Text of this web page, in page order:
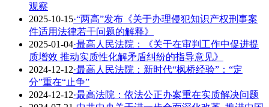
观察
2025-10-15·“两高”发布《关于办理侵犯知识产权刑事案
件适用法律若干问题的解释》
2025-01-04·最高人民法院：《关于在审判工作中促进提
质增效 推动实质性化解矛盾纠纷的指导意见》
2024-12-12·最高人民法院：新时代“枫桥经验”：“定
分”重在“止争”
2024-12-12·最高法院：依法公正办案重在实质解决问题